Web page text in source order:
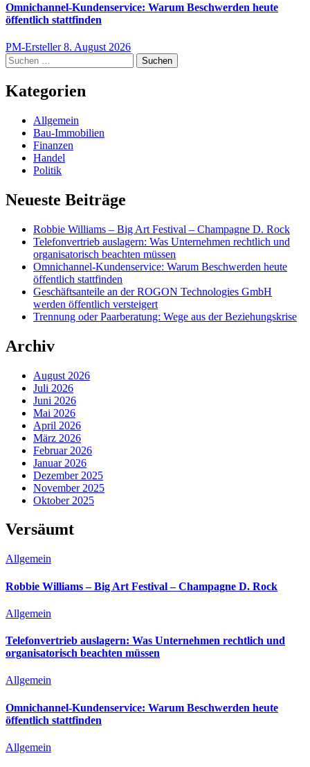
Omnichannel-Kundenservice: Warum Beschwerden heute
öffentlich stattfinden
PM-Ersteller8. August 2026
Suchen
nach:
Kategorien
Allgemein
Bau-Immobilien
Finanzen
Handel
Politik
Neueste Beiträge
Robbie Williams – Big Art Festival – Champagne D. Rock
Telefonvertrieb auslagern: Was Unternehmen rechtlich und
organisatorisch beachten müssen
Omnichannel-Kundenservice: Warum Beschwerden heute
öffentlich stattfinden
Geschäftsanteile an der ROGON Technologies GmbH
werden öffentlich versteigert
Trennung oder Paarberatung: Wege aus der Beziehungskrise
Archiv
August 2026
Juli 2026
Juni 2026
Mai 2026
April 2026
März 2026
Februar 2026
Januar 2026
Dezember 2025
November 2025
Oktober 2025
Versäumt
Allgemein
Robbie Williams – Big Art Festival – Champagne D. Rock
Allgemein
Telefonvertrieb auslagern: Was Unternehmen rechtlich und
organisatorisch beachten müssen
Allgemein
Omnichannel-Kundenservice: Warum Beschwerden heute
öffentlich stattfinden
Allgemein